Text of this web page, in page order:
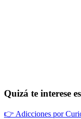
Quizá te interese
👉 Adicciones por